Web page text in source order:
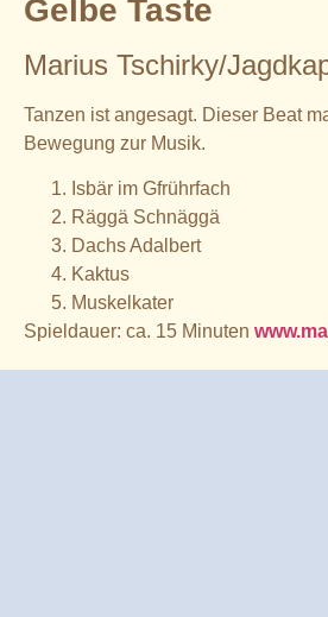
Gelbe Taste
Marius Tschirky/
Tanzen ist angesagt. Dieser Beat
Bewegung zur Musik.
Isbär im Gfrührfach
Räggä Schnäggä
Dachs Adalbert
Kaktus
Muskelkater
Spieldauer: ca. 15 Minuten